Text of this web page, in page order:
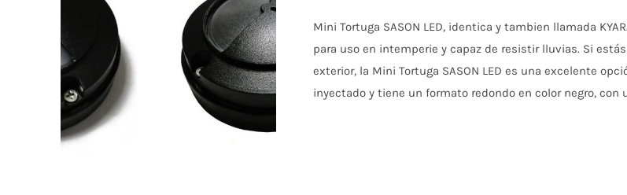
Mini Tortuga SASON LED, identica y tambien llamada
para uso en intemperie y capaz de resistir lluvias. Si
exterior, la Mini Tortuga SASON LED es una excelente
inyectado y tiene un formato redondo en color negro, con